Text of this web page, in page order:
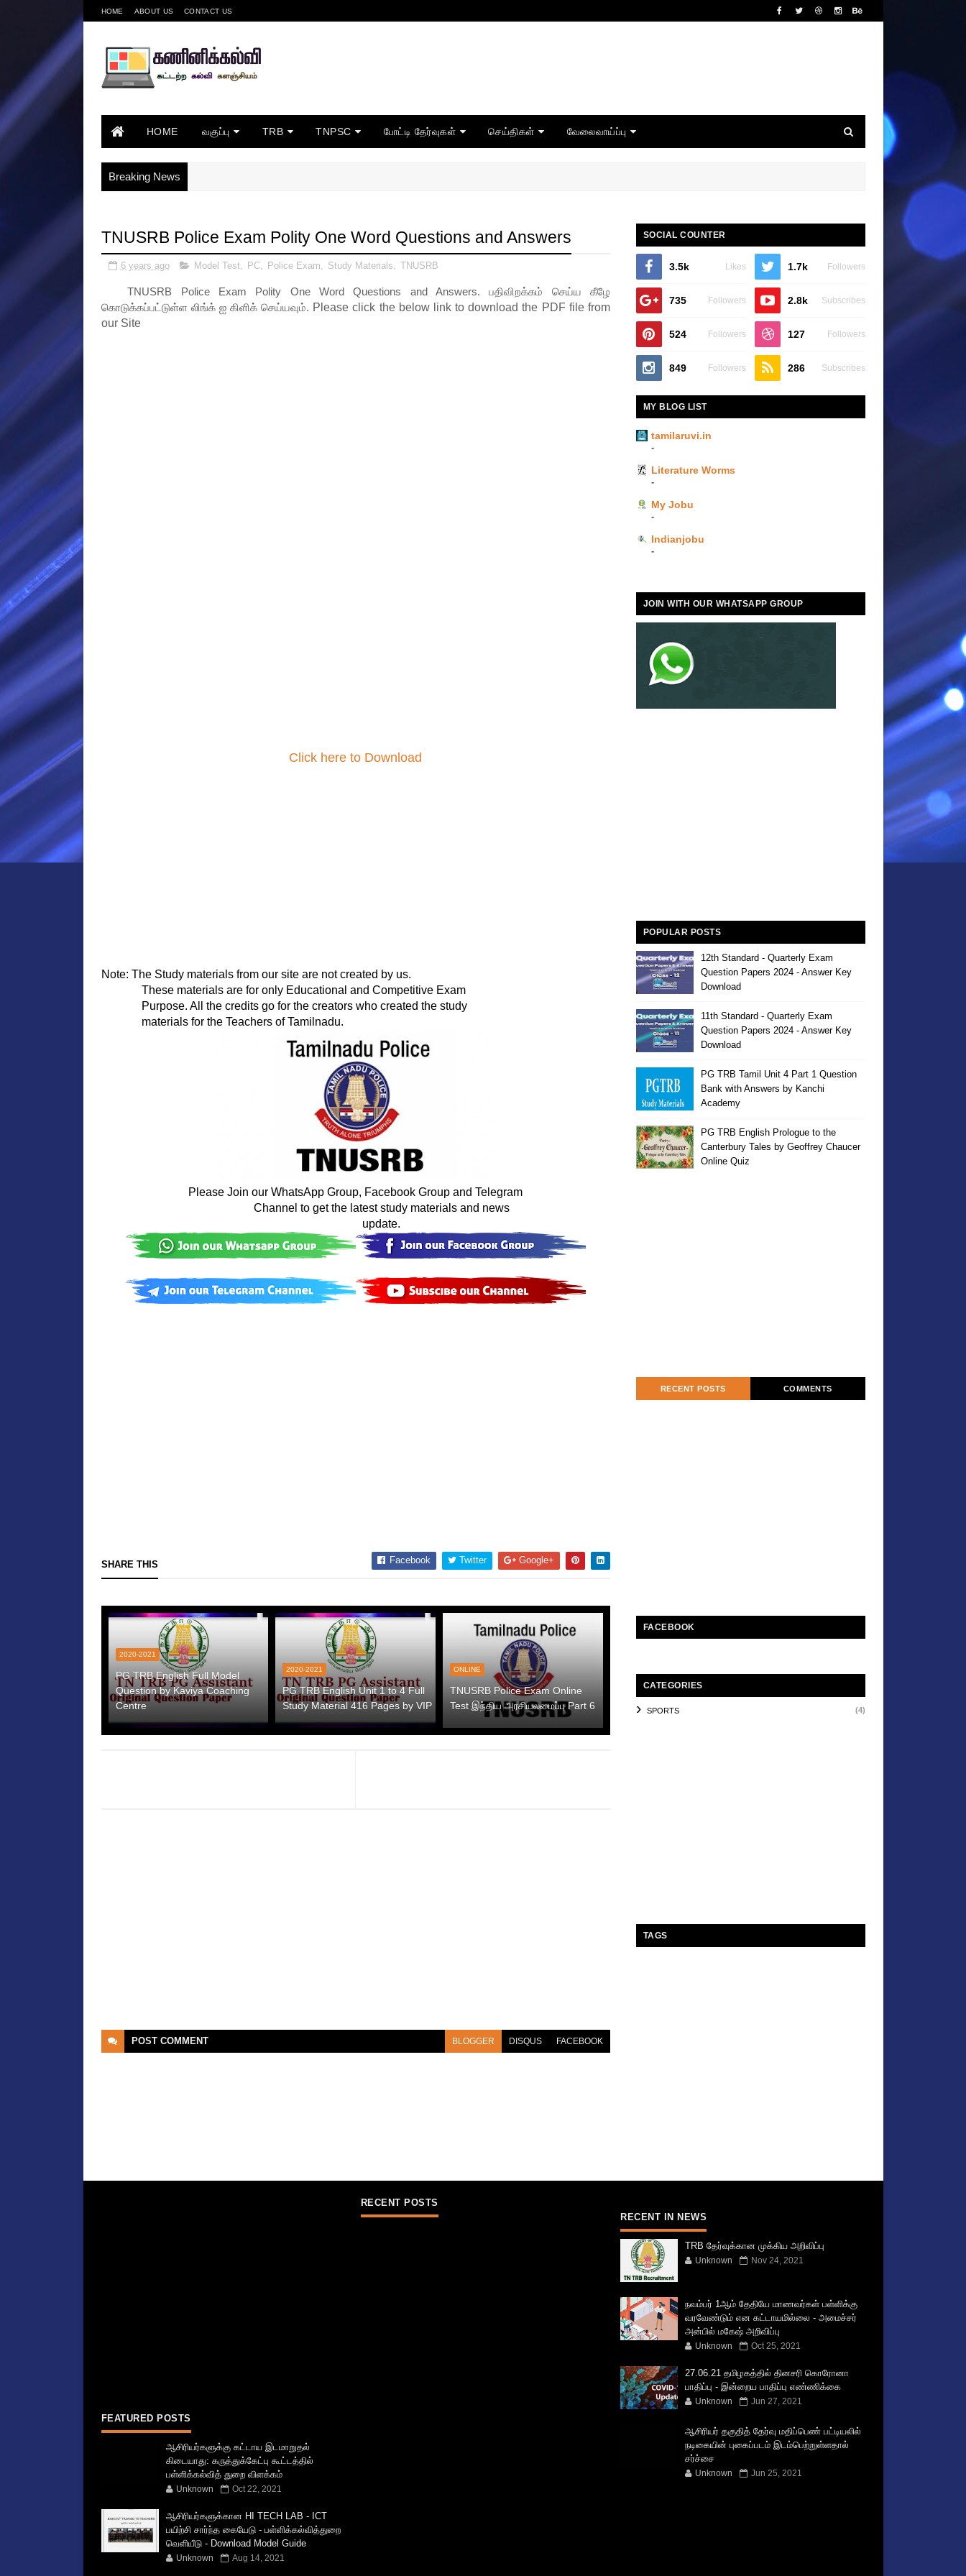
HOME ABOUT US CONTACT US
HOME வகுப்பு TRB TNPSC போட்டி தேர்வுகள் செய்திகள் வேலைவாய்ப்பு
Breaking News
TNUSRB Police Exam Polity One Word Questions and Answers
6 years ago Model Test, PC, Police Exam, Study Materials, TNUSRB
TNUSRB Police Exam Polity One Word Questions and Answers.பதிவிறக்கம் செய்ய கீழே
கொடுக்கப்பட்டுள்ள லிங்க் ஐ கிளிக் செய்யவும். Please click the below link to download the PDF file from
our Site
Click here to Download
Note: The Study materials from our site are not created by us.
              materials for the Teachers of Tamilnadu.
Please Join our WhatsApp Group, Facebook Group and Telegram
                  update.
SHARE THIS Facebook Twitter Google+
2020-2021
PG TRB English Full Model
Question by Kaviya Coaching
Centre
2020-2021
PG TRB English Unit 1 to 4 Full
Study Material 416 Pages by VIP
ONLINE
TNUSRB Police Exam Online
Test இந்திய அரசியலமைப்பு Part 6
POST COMMENT BLOGGER DISQUS FACEBOOK
SOCIAL COUNTER
3.5k Likes 1.7k Followers
735 Followers 2.8k Subscribes
524 Followers 127 Followers
849 Followers 286 Subscribes
MY BLOG LIST
tamilaruvi.in
-
Literature Worms
-
My Jobu
-
Indianjobu
-
JOIN WITH OUR WHATSAPP GROUP
POPULAR POSTS
12th Standard - Quarterly Exam
Question Papers 2024 - Answer Key
Download
11th Standard - Quarterly Exam
Question Papers 2024 - Answer Key
Download
PG TRB Tamil Unit 4 Part 1 Question
Bank with Answers by Kanchi
Academy
PG TRB English Prologue to the
Canterbury Tales by Geoffrey Chaucer
Online Quiz
RECENT POSTS COMMENTS
FACEBOOK
CATEGORIES
SPORTS (4)
TAGS
FEATURED POSTS
ஆசிரியர்களுக்கு கட்டாய இடமாறுதல்
கிடையாது: கருத்துக்கேட்பு கூட்டத்தில்
பள்ளிக்கல்வித் துறை விளக்கம்
Unknown Oct 22, 2021
ஆசிரியர்களுக்கான HI TECH LAB - ICT
பயிற்சி சார்ந்த கையேடு - பள்ளிக்கல்வித்துறை
வெளியீடு - Download Model Guide
Unknown Aug 14, 2021
RECENT POSTS
RECENT IN NEWS
TRB தேர்வுக்கான முக்கிய அறிவிப்பு
Unknown Nov 24, 2021
நவம்பர் 1ஆம் தேதியே மாணவர்கள் பள்ளிக்கு
வரவேண்டும் என கட்டாயமில்லை - அமைச்சர்
அன்பில் மகேஷ் அறிவிப்பு
Unknown Oct 25, 2021
27.06.21 தமிழகத்தில் தினசரி கொரோனா
பாதிப்பு - இன்றைய பாதிப்பு எண்ணிக்கை
Unknown Jun 27, 2021
ஆசிரியர் தகுதித் தேர்வு மதிப்பெண் பட்டியலில்
நடிகையின் புகைப்படம் இடம்பெற்றுள்ளதால்
சர்ச்சை
Unknown Jun 25, 2021